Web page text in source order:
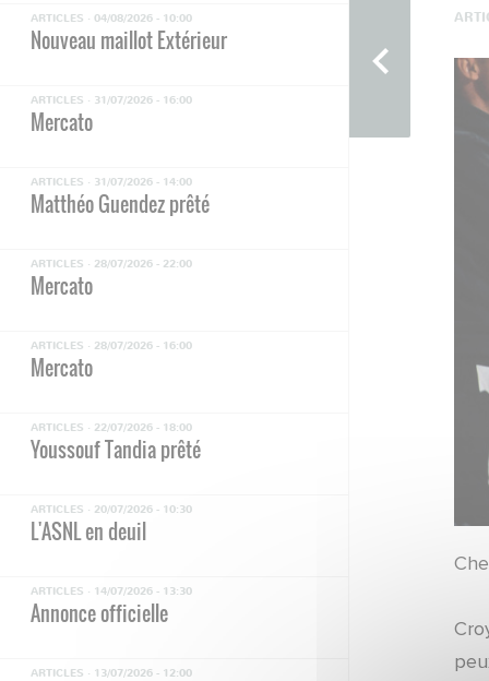
ARTICLES · 04/08/2026 - 10:00
Nouveau maillot Extérieur
ARTICLES · 31/07/2026 - 16:00
Mercato
ARTICLES · 31/07/2026 - 14:00
Matthéo Guendez prêté
ARTICLES · 28/07/2026 - 22:00
Mercato
ARTICLES · 28/07/2026 - 16:00
Mercato
ARTICLES · 22/07/2026 - 18:00
Youssouf Tandia prêté
ARTICLES · 20/07/2026 - 10:30
L'ASNL en deuil
ARTICLES · 14/07/2026 - 13:30
Annonce officielle
ARTICLES · 13/07/2026 - 12:00